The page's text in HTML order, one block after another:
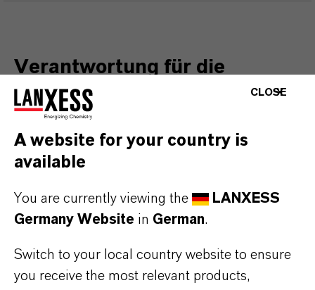
Verantwortung für die
Umwelt
Umwelt konzentrieren wir uns darauf, unseren
ökologischen Fußabdruck über den
Klimaschutz hinaus zu verringern. Zu unseren
Zielen gehören die Minimierung der Luft- und
nachhaltigen Wassernutzung sowie der Schutz
von Ökosystemen und der Artenvielfalt. Durch
CLOSE
A website for your country is
available
You are currently viewing the
LANXESS
Germany Website in German.
Switch to your local country website to ensure
you receive the most relevant products,